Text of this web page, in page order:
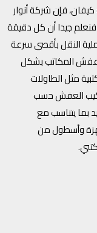
فإن شركة أنوار
فنعلم جيدا أن كل دقيقة
النقل بأقصى سرعة
عفش المكاتب بشكل
مثل الطاولات
العفش حسب
بما يتناسب مع
وأسطول من